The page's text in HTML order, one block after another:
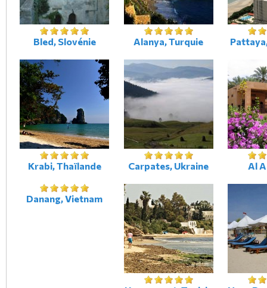
Bled, Slovénie Alanya, Turquie
Krabi, Thaïlande Carpates, Ukraine Al
Danang, Vietnam